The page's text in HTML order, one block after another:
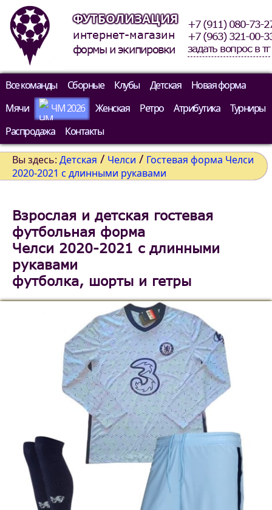
ФУТБОЛИЗАЦИЯ
интернет-магазин
формы и экипировки
+7 (911) 080-73-
+7 (963) 321-00-
задать вопрос в тг
Все команды Сборные Клубы Детская
Новая форма
Мячи
ЧМ 2026 Женская Ретро Атрибутика
Турниры
Распродажа
Контакты
Вы здесь: Детская / Челси / Гостевая форма Челси
2020-2021 c длинными рукавами
Взрослая и детская гостевая
футбольная форма
Челси 2020-2021 c длинными
рукавами
футболка, шорты и гетры